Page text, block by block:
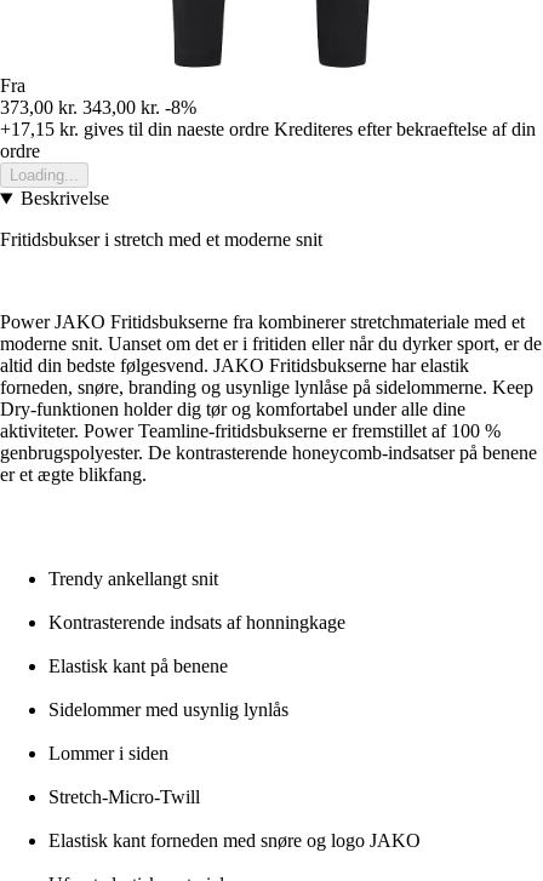
Fra
373,00 kr. 343,00 kr. -8%
+17,15 kr. gives til din naeste ordre Krediteres efter bekraeftelse af din
ordre
Loading...
Beskrivelse
Fritidsbukser i stretch med et moderne snit
Power JAKO Fritidsbukserne fra kombinerer stretchmateriale med et
moderne snit. Uanset om det er i fritiden eller når du dyrker sport, er de
altid din bedste følgesvend. JAKO Fritidsbukserne har elastik
forneden, snøre, branding og usynlige lynlåse på sidelommerne. Keep
Dry-funktionen holder dig tør og komfortabel under alle dine
aktiviteter. Power Teamline-fritidsbukserne er fremstillet af 100 %
genbrugspolyester. De kontrasterende honeycomb-indsatser på benene
er et ægte blikfang.
Trendy ankellangt snit
Kontrasterende indsats af honningkage
Elastisk kant på benene
Sidelommer med usynlig lynlås
Lommer i siden
Stretch-Micro-Twill
Elastisk kant forneden med snøre og logo JAKO